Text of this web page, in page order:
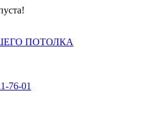
ПОТОЛКА
76-01